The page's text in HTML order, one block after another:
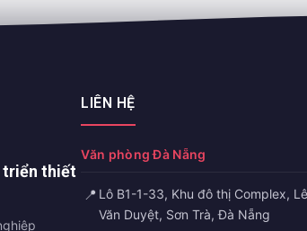
triển thiết
LIÊN HỆ
Văn phòng Đà Nẵng
📍 Lô B1-1-33, Khu đô thị Complex, Lê
Văn Duyệt, Sơn Trà, Đà Nẵng